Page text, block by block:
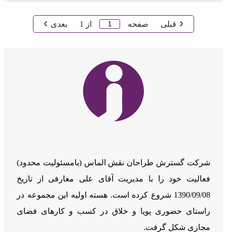
قبلی صفحه از 1 بعدی
شرکت گسترش طراحان نقش الماس (بامسئوليت محدود)
فعالیت خود را با مدیریت آقای علی معارفی از تاریخ
1390/09/08 شروع کرده است. هسته اولیه این مجموعه در
راستای حضوری پویا و خلاق در کسب و کارهای فضای
مجازی شکل گرفت.